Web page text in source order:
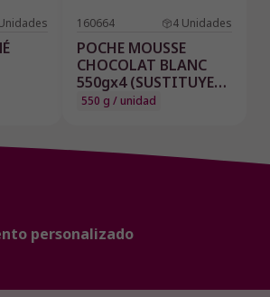
160664 4 Unidades
POCHE MOUSSE
CHOCOLAT BLANC
550gx4 (SUSTITUYE
AL 3176)
550 g / unidad
personalizado